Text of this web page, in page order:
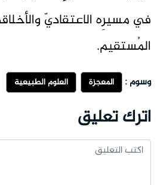
في مسيرِه الاعتقاديّ
المُستقيم.
وسوم : المعجزة العلوم الطبيعية
اترك تعليق